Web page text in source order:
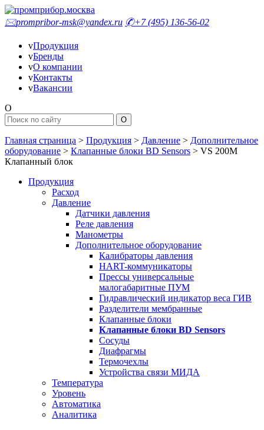
🖂prompribor-msk@yandex.ru ✆+7 (495) 136-56-02
vПродукция
vБренды
vО компании
vКонтакты
vВакансии
O
Главная страница > Продукция > Давление > Дополнительное
оборудование > Клапанные блоки BD Sensors > VS 200M
Клапанный блок
Продукция
Расход
Давление
Датчики давления
Реле давления
Манометры
Дополнительное оборудование
Калибраторы давления
HART-коммуникаторы
Прессы универсальные
малогабаритные ПУМ
Гидравлический индикатор веса ГИВ
Разделители мембранные
Клапанные блоки
Клапанные блоки BD Sensors
Сосуды
Диафрагмы
Термочехлы
Устройства связи МИДА
Температура
Уровень
Автоматика
Аналитика